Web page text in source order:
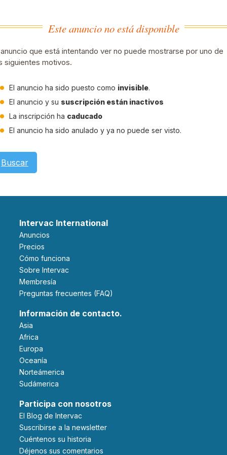
Este anuncio no está disponible
que está intentando ver no puede mostrarse por uno de
siguientes motivos.
El anuncio ha sido puesto como invisible.
El anuncio y su suscripción están inactivos
La inscripción ha caducado
El anuncio ha sido anulado y ya no puede ser visto.
Buscar
Intervac International
Anuncios
Precios
Cómo funciona
Sobre Intervac
Membresía
Preguntas frecuentes (FAQ)
Información de contacto.
Asia
Africa
Europa
Oceanía
Norteámerica
Sudámerica
Participa con nosotros
El Blog de Intervac
Suscribirse a la newsletter
Cuéntenos su historia
Déjenos sus comentarios